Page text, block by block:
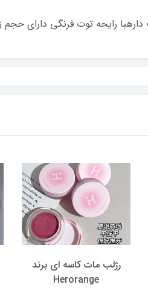
رایحه توت فرنگی دارای حجم
رژلب مات کاسه ای برند
Herorange